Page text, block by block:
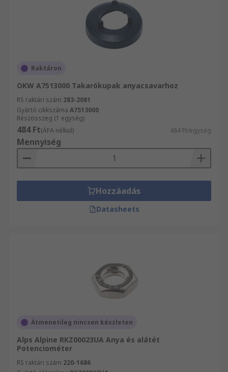
Raktáron
OKW A7513000 Takarókupak anyacsavarhoz
RS raktári szám 283-2081
Gyártó cikkszáma A7513000
Részösszeg (1 egység)
484 Ft(ÁFA nélkül) 484 Ft/egység
Mennyiség
Hozzáadás
Datasheets
Átmenetileg nincsen készleten
Alps Alpine RKZ00023UA Anya és alátét
Potenciométer
RS raktári szám 220-1686